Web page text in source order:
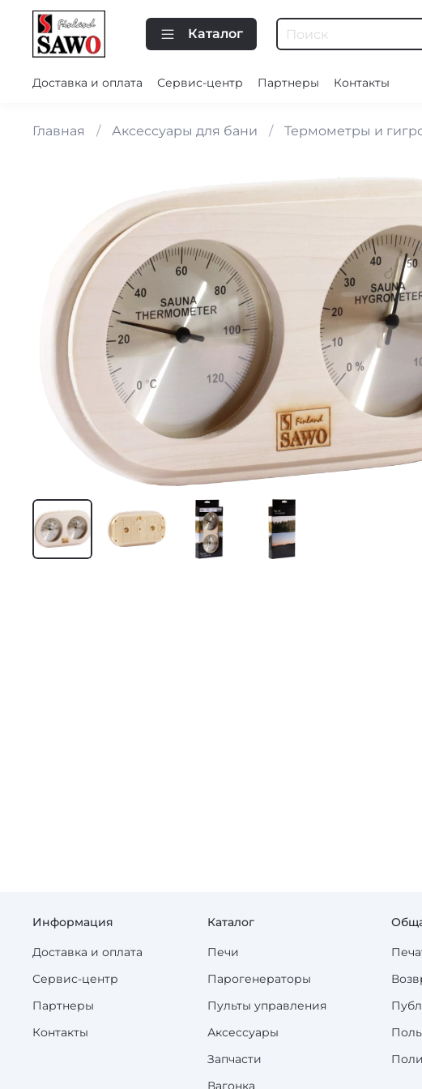
Каталог
Доставка и оплата Сервис-центр Партнеры Контакты
Главная Аксессуары для бани Термометры и
Информация
Доставка и оплата
Сервис-центр
Партнеры
Контакты
Каталог
Печи
Парогенераторы
Пульты управления
Аксессуары
Запчасти
Вагонка